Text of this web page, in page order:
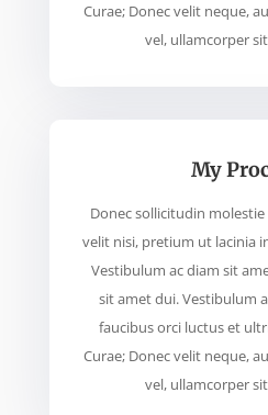
Curae; Donec velit neque,
vel, ullamcorper
My
Donec sollicitudin
velit nisi, pretium ut lacinia
Vestibulum ac diam sit
sit amet dui. Vestibulum
faucibus orci luctus et
Curae; Donec velit neque,
vel, ullamcorper